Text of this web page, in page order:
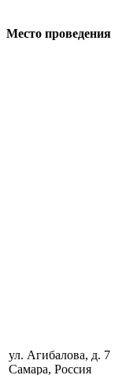
Место проведения
ул. Агибалова, д. 7
Самара, Россия